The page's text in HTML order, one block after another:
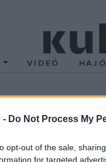
- Do Not Process My
opt-out of the sale,
for targeted
VIDEÓ